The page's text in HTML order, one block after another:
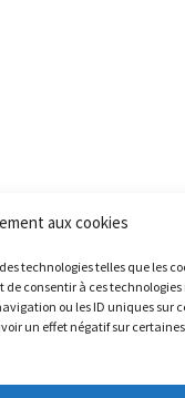
aux cookies
technologies telles que les
consentir à ces
ou les ID uniques sur
un effet négatif sur